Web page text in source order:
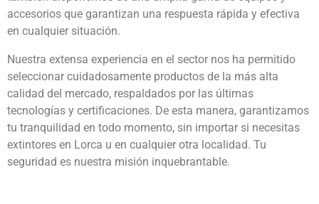
accesorios que garantizan una respuesta rápida y efectiva
en cualquier situación.
Nuestra extensa experiencia en el sector nos ha permitido
seleccionar cuidadosamente productos de la más alta
calidad del mercado, respaldados por las últimas
tecnologías y certificaciones. De esta manera, garantizamos
tu tranquilidad en todo momento, sin importar si necesitas
extintores en Lorca u en cualquier otra localidad. Tu
seguridad es nuestra misión inquebrantable.